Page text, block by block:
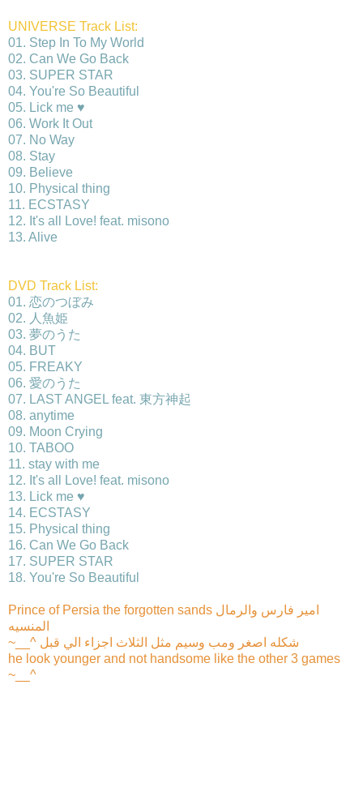
UNIVERSE Track List:
01. Step In To My World
02. Can We Go Back
03. SUPER STAR
04. You're So Beautiful
05. Lick me ♥
06. Work It Out
07. No Way
08. Stay
09. Believe
10. Physical thing
11. ECSTASY
12. It's all Love! feat. misono
13. Alive
DVD Track List:
01. 恋のつぼみ
02. 人魚姫
03. 夢のうた
04. BUT
05. FREAKY
06. 愛のうた
07. LAST ANGEL feat. 東方神起
08. anytime
09. Moon Crying
10. TABOO
11. stay with me
12. It's all Love! feat. misono
13. Lick me ♥
14. ECSTASY
15. Physical thing
16. Can We Go Back
17. SUPER STAR
18. You're So Beautiful
Prince of Persia the forgotten sands امير فارس والرمال
المنسيه
~__^ شكله اصغر ومب وسيم مثل الثلاث اجزاء الي قبل
he look younger and not handsome like the other 3 games
~__^